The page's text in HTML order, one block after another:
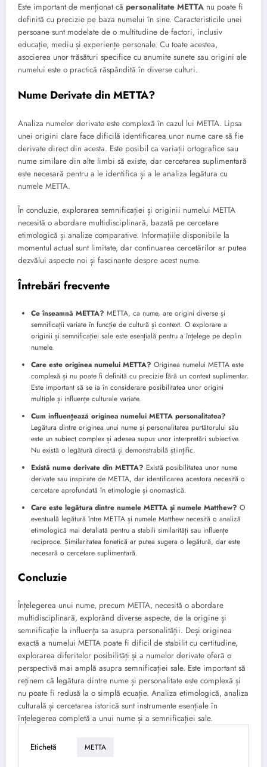
Este important de menționat că personalitate METTA nu poate fi
definită cu precizie pe baza numelui în sine. Caracteristicile unei
persoane sunt modelate de o multitudine de factori, inclusiv
educație, mediu și experiențe personale. Cu toate acestea,
asocierea unor trăsături specifice cu anumite sunete sau origini ale
numelui este o practică răspândită în diverse culturi.
Nume Derivate din METTA?
Analiza numelor derivate este complexă în cazul lui METTA. Lipsa
unei origini clare face dificilă identificarea unor nume care să fie
derivate direct din acesta. Este posibil ca variații ortografice sau
nume similare din alte limbi să existe, dar cercetarea suplimentară
este necesară pentru a le identifica și a le analiza legătura cu
numele METTA.
În concluzie, explorarea semnificației și originii numelui METTA
necesită o abordare multidisciplinară, bazată pe cercetare
etimologică și analize comparative. Informațiile disponibile la
momentul actual sunt limitate, dar continuarea cercetărilor ar putea
dezvălui aspecte noi și fascinante despre acest nume.
Întrebări frecvente
Ce înseamnă METTA? METTA, ca nume, are origini diverse și
semnificații variate în funcție de cultură și context. O explorare a
originii și semnificației sale este esențială pentru a înțelege pe deplin
numele.
Care este originea numelui METTA? Originea numelui METTA este
complexă și nu poate fi definită cu precizie fără un context suplimentar.
Este important să se ia în considerare posibilitatea unor origini
multiple și influențe culturale variate.
Cum influențează originea numelui METTA personalitatea?
Legătura dintre originea unui nume și personalitatea purtătorului său
este un subiect complex și adesea supus unor interpretări subiective.
Nu există o legătură directă și demonstrabilă științific.
Există nume derivate din METTA? Există posibilitatea unor nume
derivate sau inspirate de METTA, dar identificarea acestora necesită o
cercetare aprofundată în etimologie și onomastică.
Care este legătura dintre numele METTA și numele Matthew? O
eventuală legătură între METTA și numele Matthew necesită o analiză
etimologică mai detaliată pentru a stabili similarități sau influențe
reciproce. Similaritatea fonetică ar putea sugera o legătură, dar este
necesară o cercetare suplimentară.
Concluzie
Înțelegerea unui nume, precum METTA, necesită o abordare
multidisciplinară, explorând diverse aspecte, de la origine și
semnificație la influența sa asupra personalității. Deși originea
exactă a numelui METTA poate fi dificil de stabilit cu certitudine,
explorarea diferitelor posibilități și a numelor derivate oferă o
perspectivă mai amplă asupra semnificației sale. Este important să
reținem că legătura dintre nume și personalitate este complexă și
nu poate fi redusă la o simplă ecuație. Analiza etimologică, analiza
culturală și cercetarea istorică sunt instrumente esențiale în
înțelegerea completă a unui nume și a semnificației sale.
Etichetă METTA